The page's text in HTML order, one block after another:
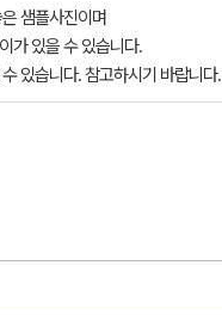
샘플사진이며
가 있을 수 있습니다.
있습니다. 참고하시기 바랍니다.